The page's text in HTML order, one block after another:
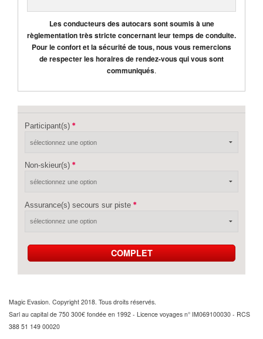
Les conducteurs des autocars sont soumis à une
règlementation très stricte concernant leur temps de conduite.
Pour le confort et la sécurité de tous, nous vous remercions
de respecter les horaires de rendez-vous qui vous sont
communiqués.
Participant(s)
Non-skieur(s)
Assurance(s) secours sur piste
COMPLET
Magic Evasion. Copyright 2018. Tous droits réservés.
Sarl au capital de 750 300€ fondée en 1992 - Licence voyages n° IM069100030 - RCS
388 51 149 00020